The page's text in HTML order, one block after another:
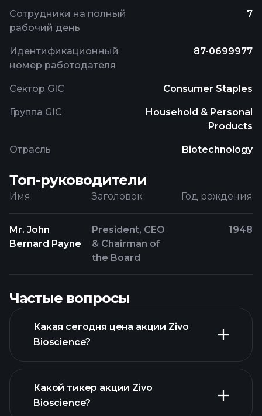
Сотрудники на полный
рабочий день
7
Идентификационный
номер работодателя
87-0699977
Сектор GIC Consumer Staples
Группа GIC
Household & Personal
Products
Отрасль Biotechnology
Топ-руководители
Имя Заголовок Год рождения
Mr. John
Bernard Payne
President, CEO
& Chairman of
the Board
1948
Частые вопросы
Какая сегодня цена акции Zivo
Bioscience?
Какой тикер акции Zivo
Bioscience?